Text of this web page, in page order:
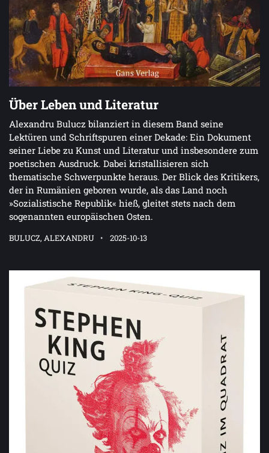
Über Leben und Literatur
Alexandru Bulucz bilanziert in diesem Band seine
Lektüren und Schriftspuren einer Dekade: Ein Dokument
seiner Liebe zu Kunst und Literatur und insbesondere zum
poetischen Ausdruck. Dabei kristallisieren sich
thematische Schwerpunkte heraus. Der Blick des Kritikers,
der in Rumänien geboren wurde, als das Land noch
»Sozialistische Republik« hieß, gleitet stets nach dem
sogenannten europäischen Osten.
BULUCZ, ALEXANDRU 2025-10-13